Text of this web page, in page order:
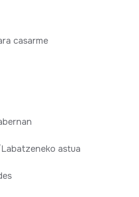
casarme
astua